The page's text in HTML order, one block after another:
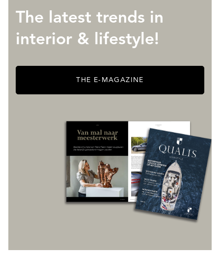
The latest trends in
interior & lifestyle!
THE E-MAGAZINE